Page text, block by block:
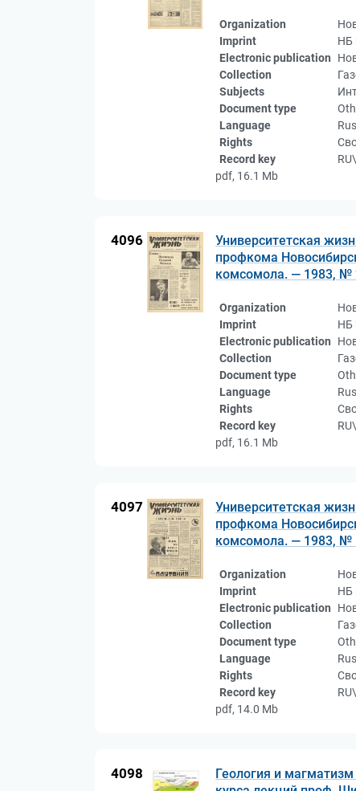
Organization
Imprint
НБ
Electronic publication
Collection
Subjects
Document type
Language
Rights
Record key
pdf, 16.1 Mb
4096
Университетская
профкома
комсомола. — 1983, №
Organization
Imprint
НБ
Electronic publication
Collection
Document type
Language
Rights
Record key
pdf, 16.1 Mb
4097
Университетская
профкома
комсомола. — 1983, №
Organization
Imprint
НБ
Electronic publication
Collection
Document type
Language
Rights
Record key
pdf, 14.0 Mb
4098
Геология и